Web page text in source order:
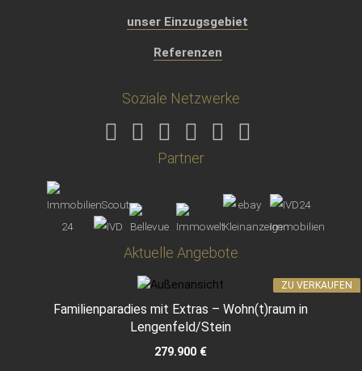
unser Einzugsgebiet
Referenzen
Soziale Netzwerke
Partner
Aktuelle Angebote
Familienparadies mit Extras – Wohn(t)raum in
Lengenfeld/Stein
279.900 €
ZU VERKAUFEN